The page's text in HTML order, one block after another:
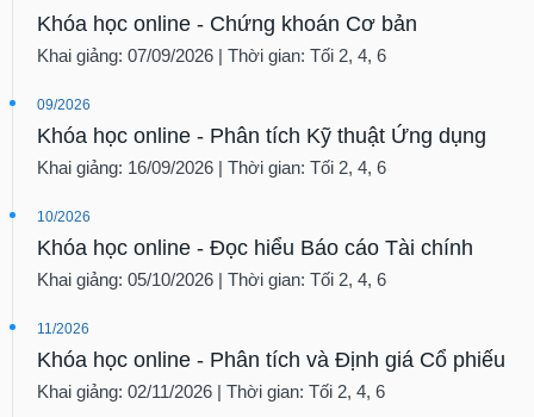
Khóa học online - Chứng khoán Cơ bản
Khai giảng: 07/09/2026 | Thời gian: Tối 2, 4, 6
09/2026
Khóa học online - Phân tích Kỹ thuật Ứng dụng
Khai giảng: 16/09/2026 | Thời gian: Tối 2, 4, 6
10/2026
Khóa học online - Đọc hiểu Báo cáo Tài chính
Khai giảng: 05/10/2026 | Thời gian: Tối 2, 4, 6
11/2026
Khóa học online - Phân tích và Định giá Cổ phiếu
Khai giảng: 02/11/2026 | Thời gian: Tối 2, 4, 6